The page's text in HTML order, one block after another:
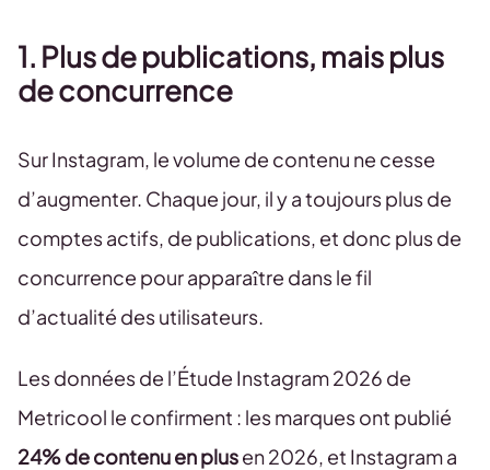
1. Plus de publications, mais plus
de concurrence
Sur Instagram, le volume de contenu ne cesse
d’augmenter. Chaque jour, il y a toujours plus de
comptes actifs, de publications, et donc plus de
concurrence pour apparaître dans le fil
d’actualité des utilisateurs.
Les données de l’Étude Instagram 2026 de
Metricool le confirment : les marques ont publié
24% de contenu en plusen 2026, et Instagram a